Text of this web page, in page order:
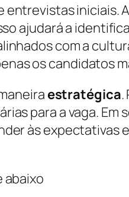
iniciais.
ajudará a
com a
os candidatos
estratégica.
para a vaga. Em
às expectativas
abaixo